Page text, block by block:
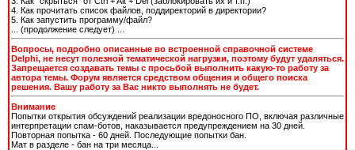
4. Как прочитать список файлов, поддиректорий в директории?
5. Как запустить программу/файл?
... (продолжение следует) ...
Вопросы, подробно описанные во встроенной справочной системе
Delphi, не несут полезной тематической нагрузки, поэтому будут удаляться.
Запрещается создавать темы с просьбой выполнить какую-то работу за
автора темы. Форум является средством общения и общего поиска
решения. Вашу работу за Вас никто выполнять не будет.
Внимание
Попытки открытия обсуждений реализации вредоносного ПО, включая различные
интерпретации спам-ботов, наказывается предупреждением на 30 дней.
Повторная попытка - 60 дней. Последующие попытки бан.
Мат в разделе - бан на три месяца...